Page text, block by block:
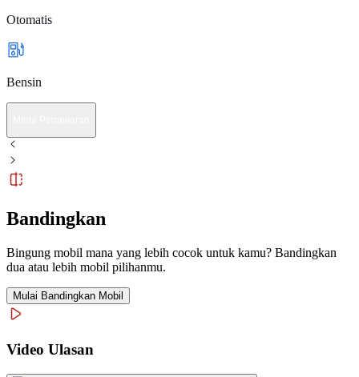
Otomatis
Bensin
Bandingkan
Bingung mobil mana yang lebih cocok untuk kamu? Bandingkan
dua atau lebih mobil pilihanmu.
Mulai Bandingkan Mobil
Video Ulasan